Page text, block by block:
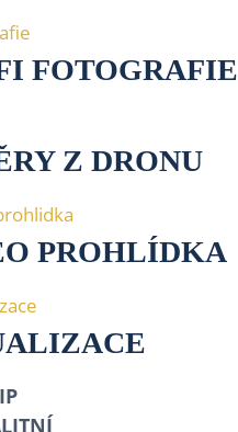
FOTOGRAFIE
Z DRONU
PROHLÍDKA